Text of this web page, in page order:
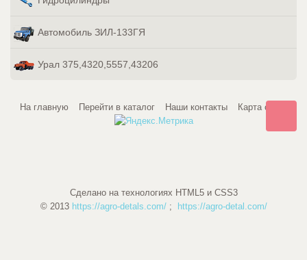
Автомобиль ЗИЛ-133ГЯ
Урал 375,4320,5557,43206
На главную Перейти в каталог Наши контакты Карта сайта
Сделано на технологиях HTML5 и CSS3
© 2013 https://agro-detals.com/; https://agro-detal.com/